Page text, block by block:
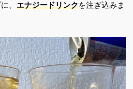
、 エナジードリンクを注ぎ込みま